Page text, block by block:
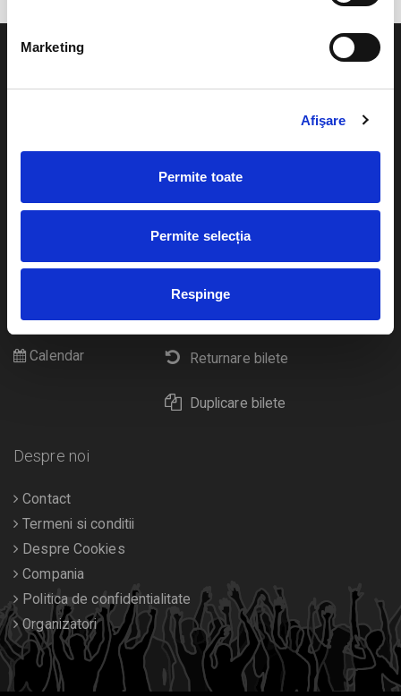
Marketing
Afişare
Permite toate
Permite selecția
Respinge
Cum comand bilete?
eBilet printat acasa
Returnare bilete
Duplicare bilete
Pentru copii
Diverse
Calendar
Despre noi
Contact
Termeni si conditii
Despre Cookies
Compania
Politica de confidentialitate
Organizatori